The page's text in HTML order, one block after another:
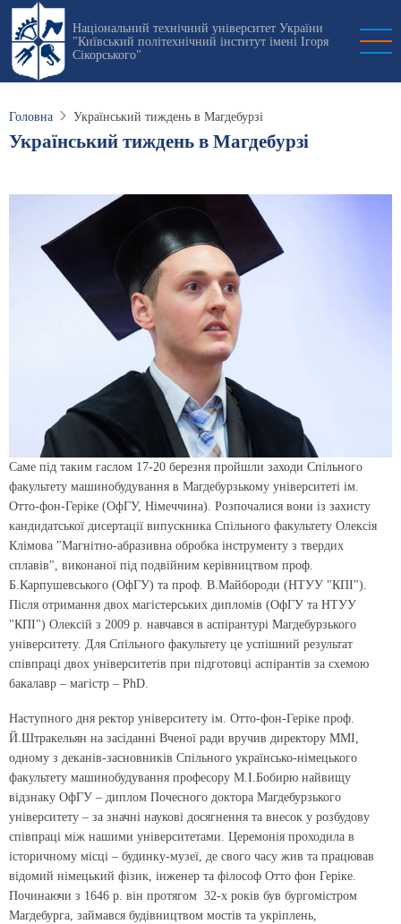
Перейти
основного
вмісту
Національний технічний університет України
"Київський політехнічний інститут імені Ігоря
Сікорського"
Головна Український тиждень в Магдебурзі
Український тиждень в Магдебурзі
Саме під таким гаслом 17-20 березня пройшли заходи Спільного
факультету машинобудування в Магдебурзькому університеті ім.
Отто-фон-Геріке (ОфГУ, Німеччина). Розпочалися вони із захисту
кандидатської дисертації випускника Спільного факультету Олексія
Клімова "Магнітно-абразивна обробка інструменту з твердих
сплавів", виконаної під подвійним керівництвом проф.
Б.Карпушевського (ОфГУ) та проф. В.Майбороди (НТУУ "КПІ").
Після отримання двох магістерських дипломів (ОфГУ та НТУУ
"КПІ") Олексій з 2009 р. навчався в аспірантурі Магдебурзького
університету. Для Спільного факультету це успішний результат
співпраці двох університетів при підготовці аспірантів за схемою
бакалавр – магістр – PhD.
Наступного дня ректор університету ім. Отто-фон-Геріке проф.
Й.Штракельян на засіданні Вченої ради вручив директору ММІ,
одному з деканів-засновників Спільного українсько-німецького
факультету машинобудування професору М.І.Бобирю найвищу
відзнаку ОфГУ – диплом Почесного доктора Магдебурзького
університету – за значні наукові досягнення та внесок у розбудову
співпраці між нашими університетами. Церемонія проходила в
історичному місці – будинку-музеї, де свого часу жив та працював
відомий німецький фізик, інженер та філософ Отто фон Геріке.
Починаючи з 1646 р. він протягом 32-х років був бургомістром
Магдебурга, займався будівництвом мостів та укріплень,